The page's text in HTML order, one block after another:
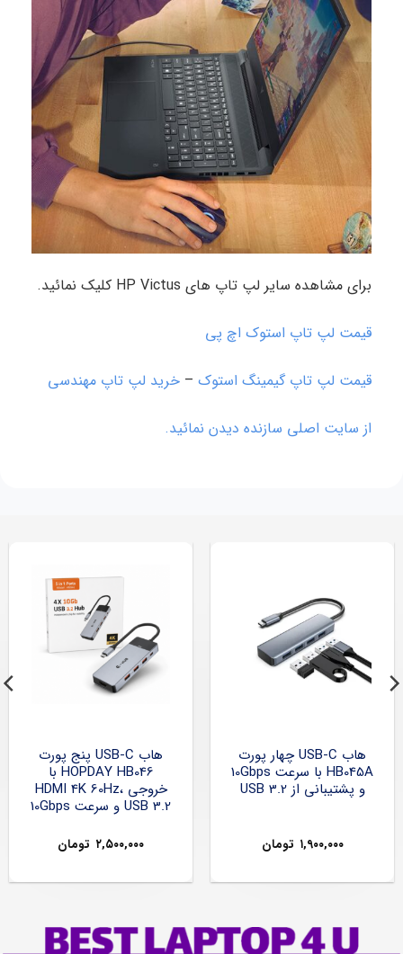
برای مشاهده سایر لپ تاپ های HP Victus کلیک نمائید.
قیمت لپ تاپ استوک اچ پی
قیمت لپ تاپ گیمینگ استوک – خرید لپ تاپ مهندسی
از سایت اصلی سازنده دیدن نمائید.
هاب USB-C چهار پورت
HB045A با سرعت 10Gbps
و پشتیبانی از USB 3.2
۱,۹۰۰,۰۰۰ تومان
هاب USB-C پنج پورت
HOPDAY HB046 با
خروجی HDMI 4K 60Hz،
USB 3.2 و سرعت 10Gbps
۲,۵۰۰,۰۰۰ تومان